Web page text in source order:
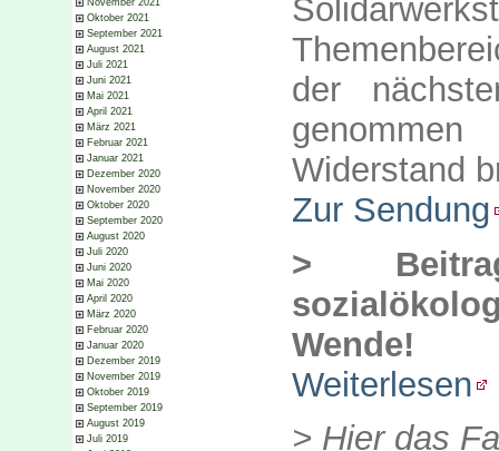
November 2021
Oktober 2021
September 2021
August 2021
Juli 2021
Juni 2021
Mai 2021
April 2021
März 2021
Februar 2021
Januar 2021
Dezember 2020
November 2020
Oktober 2020
September 2020
August 2020
Juli 2020
Juni 2020
Mai 2020
April 2020
März 2020
Februar 2020
Januar 2020
Dezember 2019
November 2019
Oktober 2019
September 2019
August 2019
Juli 2019
der
Widerstand
Zur Sendung
>
Wende!
Weiterlesen
> Hier das